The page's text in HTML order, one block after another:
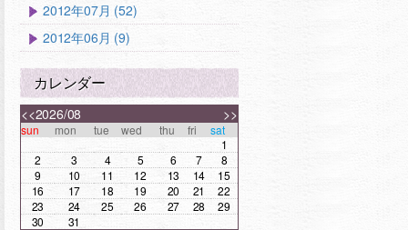
2012年07月 (52)
2012年06月 (9)
カレンダー
<< >>
2026/08
sun mon tue wed thu fri
sat
1
2
3 4 5 6 7
8
9
10 11 12 13 14
15
16
17 18 19 20 21
22
23
24 25 26 27 28
29
30
31